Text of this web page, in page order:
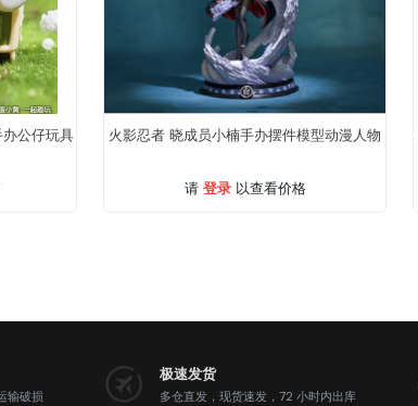
公仔玩具 火影忍者 晓成员小楠手办摆件模型动漫人物
请 登录以查看价格
输破损
极速发货
多仓直发，现货速发，72 小时内出库